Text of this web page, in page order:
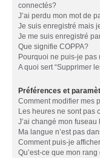
connectés?
J’ai perdu mon mot de
Je suis enregistré mais
Je me suis enregistré
Que signifie COPPA?
Pourquoi ne puis-je pas
A quoi sert “Supprimer
Préférences et
Comment modifier mes
Les heures ne sont pas
J’ai changé mon
Ma langue n’est pas
Comment puis-je
Qu’est-ce que mon